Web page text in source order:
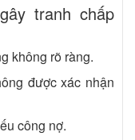
tranh chấp
không rõ ràng.
được xác nhận
công nợ.